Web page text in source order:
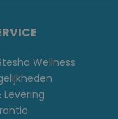
Wellness
Levering